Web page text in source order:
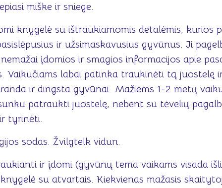
miške ir sniege.
knygelė su ištraukiamomis detalėmis, kurios
ir užsimaskavusius gyvūnus. Ji
įdomios ir smagios informacijos apie
Vaikučiams labai patinka traukinėti tą juostelę
ir dingsta gyvūnai. Mažiems 1-2 metų
patraukti juostelę, nebent su tėvelių
tyrinėti.
sodas. Žvilgtelk vidun.
ir įdomi (gyvūnų tema vaikams visada
su atvartais. Kiekvienas mažasis